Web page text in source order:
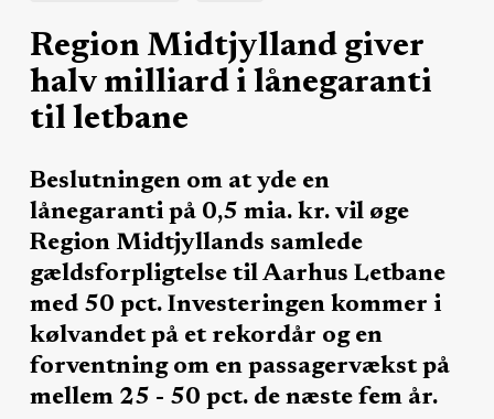
Region Midtjylland giver
halv milliard i lånegaranti
til letbane
Beslutningen om at yde en
lånegaranti på 0,5 mia. kr. vil øge
Region Midtjyllands samlede
gældsforpligtelse til Aarhus Letbane
med 50 pct. Investeringen kommer i
kølvandet på et rekordår og en
forventning om en passagervækst på
mellem 25 - 50 pct. de næste fem år.